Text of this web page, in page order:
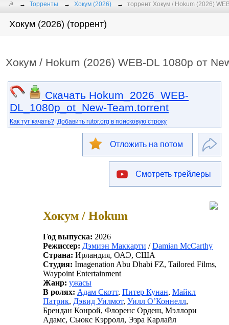
☭ Торренты Хокум (2026) торрент Хокум / Hokum (2026)
Хокум (2026) (торрент)
Хокум / Hokum (2026) WEB-DL 1080p от
Скачать Hokum_2026_WEB-
DL_1080p_ot_New-Team.torrent
Как тут качать? Добавить rutor.org в поисковую строку
Отложить на потом
Смотреть трейлеры
Хокум / Hokum
Год выпуска: 2026
Режиссер: Дэмиэн Маккарти /Damian McCarthy
Страна: Ирландия, ОАЭ, США
Студия: Imagenation Abu Dhabi FZ, Tailored Films,
Waypoint Entertainment
Жанр: ужасы
В ролях: Адам Скотт, Питер Кунан, Майкл
Патрик, Дэвид Уилмот, Уилл О’Коннелл,
Брендан Конрой, Флоренс Ордеш, Мэллори
Адамс, Сьюкс Кэрролл, Эзра Карлайл